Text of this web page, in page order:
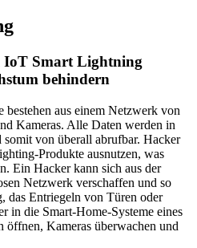
IoT Smart Lightning
behindern
bestehen aus einem Netzwerk von
Kameras. Alle Daten werden in
von überall abrufbar. Hacker
Produkte ausnutzen, was
Ein Hacker kann sich aus der
Netzwerk verschaffen und so
das Entriegeln von Türen oder
in die Smart-Home-Systeme eines
öffnen, Kameras überwachen und